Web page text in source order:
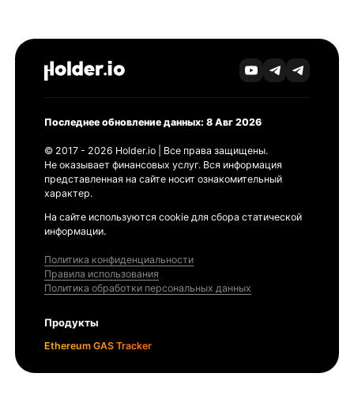
Последнее обновление данных: 8 Авг 2026
© 2017 - 2026 Holder.io | Все права защищены.
Не оказывает финансовых услуг. Вся информация
представленная на сайте носит ознакомительный
характер.
На сайте используются cookie для сбора статической
информации.
Политика конфиденциальности
Правила использования
Политика обработки персональных данных
Продукты
Ethereum GAS Tracker